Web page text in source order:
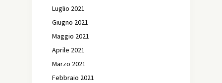
Luglio 2021
Giugno 2021
Maggio 2021
Aprile 2021
Marzo 2021
Febbraio 2021